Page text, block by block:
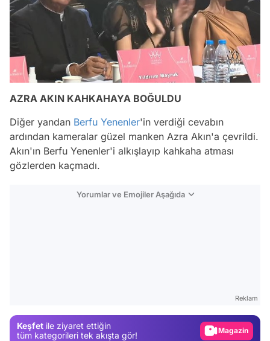
AZRA AKIN KAHKAHAYA BOĞULDU
Diğer yandan Berfu Yenenler'in verdiği cevabın
ardından kameralar güzel manken Azra Akın'a çevrildi.
Akın'ın Berfu Yenenler'i alkışlayıp kahkaha atması
gözlerden kaçmadı.
Yorumlar ve Emojiler Aşağıda
Reklam
Keşfet ile ziyaret ettiğin
tüm kategorileri tek akışta gör!
Magazin